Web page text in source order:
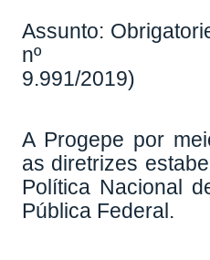
Assunto:
nº
9.991/2019)
A Progepe por
as diretrizes
Política Nacional
Pública Federal.